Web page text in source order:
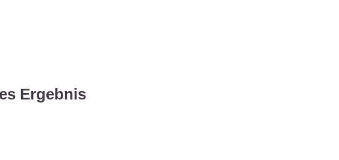
Ergebnis